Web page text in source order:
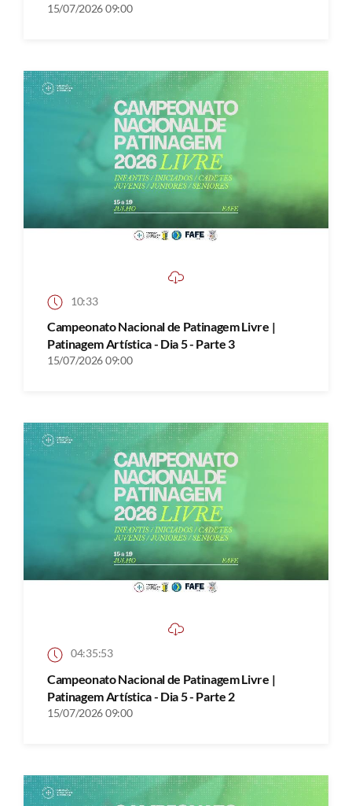
15/07/2026 09:00
10:33
Campeonato Nacional de Patinagem Livre |
Patinagem Artística - Dia 5 - Parte 3
15/07/2026 09:00
04:35:53
Campeonato Nacional de Patinagem Livre |
Patinagem Artística - Dia 5 - Parte 2
15/07/2026 09:00